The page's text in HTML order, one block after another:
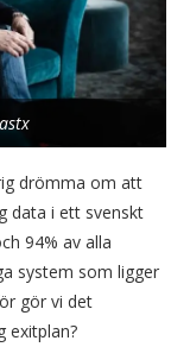
drömma om att
data i ett svenskt
94% av alla
system som ligger
gör vi det
exitplan?